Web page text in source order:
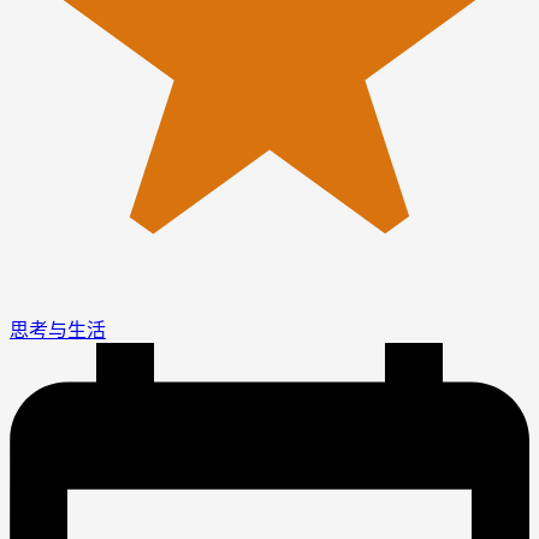
思考与生活